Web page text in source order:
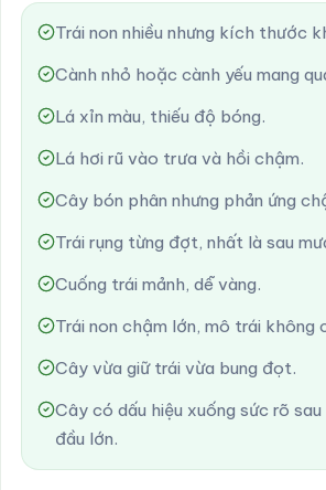
Trái non nhiều nhưng kích thước
Cành nhỏ hoặc cành yếu mang
Lá xỉn màu, thiếu độ bóng.
Lá hơi rũ vào trưa và hồi chậm.
Cây bón phân nhưng phản ứng
Trái rụng từng đợt, nhất là sau
Cuống trái mảnh, dễ vàng.
Trái non chậm lớn, mô trái không
Cây vừa giữ trái vừa bung đọt.
Cây có dấu hiệu xuống sức rõ
đầu lớn.